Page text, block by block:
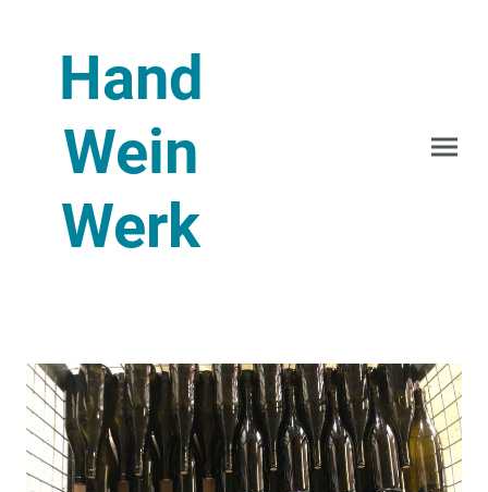
Hand
Wein
Werk